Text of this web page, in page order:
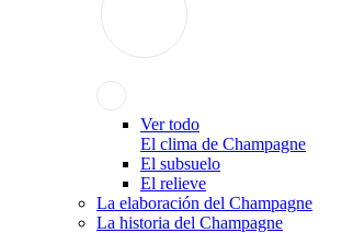
Ver todo
El clima de Champagne
El subsuelo
El relieve
La elaboración del Champagne
La historia del Champagne